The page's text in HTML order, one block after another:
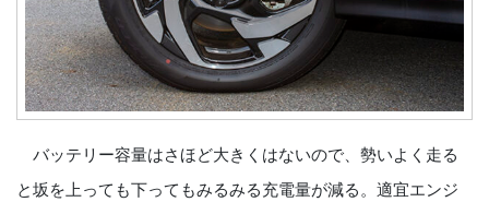
バッテリー容量はさほど大きくはないので、勢いよく走る
と坂を上っても下ってもみるみる充電量が減る。適宜エンジ